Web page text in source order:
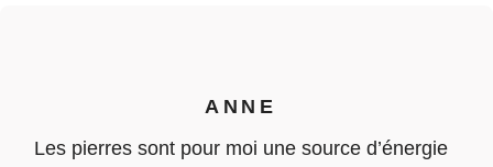
ANNE
Les pierres sont pour moi une source d’énergie